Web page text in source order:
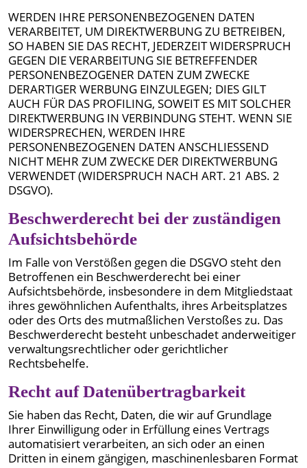
WERDEN IHRE PERSONENBEZOGENEN DATEN
VERARBEITET, UM DIREKTWERBUNG ZU BETREIBEN,
SO HABEN SIE DAS RECHT, JEDERZEIT WIDERSPRUCH
GEGEN DIE VERARBEITUNG SIE BETREFFENDER
PERSONENBEZOGENER DATEN ZUM ZWECKE
DERARTIGER WERBUNG EINZULEGEN; DIES GILT
AUCH FÜR DAS PROFILING, SOWEIT ES MIT SOLCHER
DIREKTWERBUNG IN VERBINDUNG STEHT. WENN SIE
WIDERSPRECHEN, WERDEN IHRE
PERSONENBEZOGENEN DATEN ANSCHLIESSEND
NICHT MEHR ZUM ZWECKE DER DIREKTWERBUNG
VERWENDET (WIDERSPRUCH NACH ART. 21 ABS. 2
DSGVO).
Beschwerde­recht bei der zuständigen
Aufsichts­behörde
Im Falle von Verstößen gegen die DSGVO steht den
Betroffenen ein Beschwerderecht bei einer
Aufsichtsbehörde, insbesondere in dem Mitgliedstaat
ihres gewöhnlichen Aufenthalts, ihres Arbeitsplatzes
oder des Orts des mutmaßlichen Verstoßes zu. Das
Beschwerderecht besteht unbeschadet anderweitiger
verwaltungsrechtlicher oder gerichtlicher
Rechtsbehelfe.
Recht auf Daten­übertrag­barkeit
Sie haben das Recht, Daten, die wir auf Grundlage
Ihrer Einwilligung oder in Erfüllung eines Vertrags
automatisiert verarbeiten, an sich oder an einen
Dritten in einem gängigen, maschinenlesbaren Format